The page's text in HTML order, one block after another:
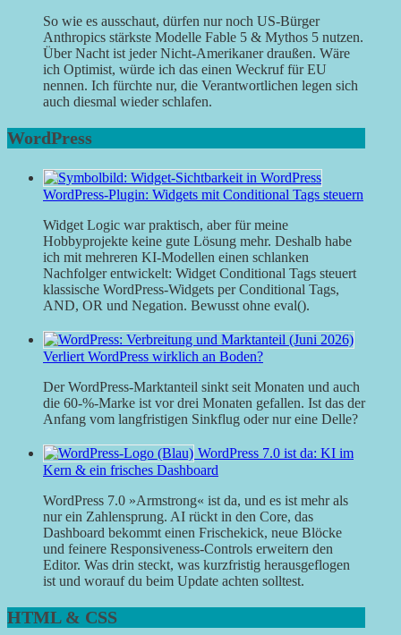
So wie es ausschaut, dürfen nur noch US-Bürger
Anthropics stärkste Modelle Fable 5 & Mythos 5 nutzen.
Über Nacht ist jeder Nicht-Amerikaner draußen. Wäre
ich Optimist, würde ich das einen Weckruf für EU
nennen. Ich fürchte nur, die Verantwortlichen legen sich
auch diesmal wieder schlafen.
WordPress
WordPress-Plugin: Widgets mit Conditional Tags steuern
Widget Logic war praktisch, aber für meine
Hobbyprojekte keine gute Lösung mehr. Deshalb habe
ich mit mehreren KI-Modellen einen schlanken
Nachfolger entwickelt: Widget Conditional Tags steuert
klassische WordPress-Widgets per Conditional Tags,
AND, OR und Negation. Bewusst ohne eval().
Verliert WordPress wirklich an Boden?
Der WordPress-Marktanteil sinkt seit Monaten und auch
die 60-%-Marke ist vor drei Monaten gefallen. Ist das der
Anfang vom langfristigen Sinkflug oder nur eine Delle?
WordPress 7.0 ist da: KI im
Kern & ein frisches Dashboard
WordPress 7.0 »Armstrong« ist da, und es ist mehr als
nur ein Zahlensprung. AI rückt in den Core, das
Dashboard bekommt einen Frischekick, neue Blöcke
und feinere Responsiveness-Controls erweitern den
Editor. Was drin steckt, was kurzfristig herausgeflogen
ist und worauf du beim Update achten solltest.
HTML & CSS